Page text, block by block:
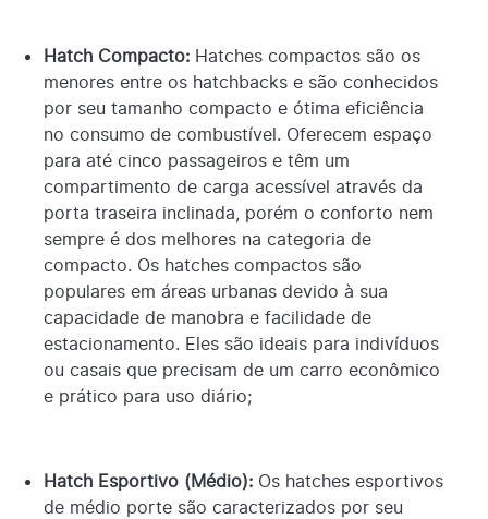
Hatch Compacto: Hatches compactos são os
menores entre os hatchbacks e são conhecidos
por seu tamanho compacto e ótima eficiência
no consumo de combustível. Oferecem espaço
para até cinco passageiros e têm um
compartimento de carga acessível através da
porta traseira inclinada, porém o conforto nem
sempre é dos melhores na categoria de
compacto. Os hatches compactos são
populares em áreas urbanas devido à sua
capacidade de manobra e facilidade de
estacionamento. Eles são ideais para indivíduos
ou casais que precisam de um carro econômico
e prático para uso diário;
Hatch Esportivo (Médio): Os hatches esportivos
de médio porte são caracterizados por seu